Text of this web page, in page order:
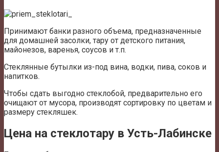
Принимают банки разного объема, предназначенные
для домашней засолки, тару от детского питания,
майонезов, варенья, соусов и т.п.
Стеклянные бутылки из-под вина, водки, пива, соков и
напитков.
Чтобы сдать выгодно стеклобой, предварительно его
очищают от мусора, производят сортировку по цветам и
размеру стекляшек.
Цена на стеклотару в Усть-Лабинске